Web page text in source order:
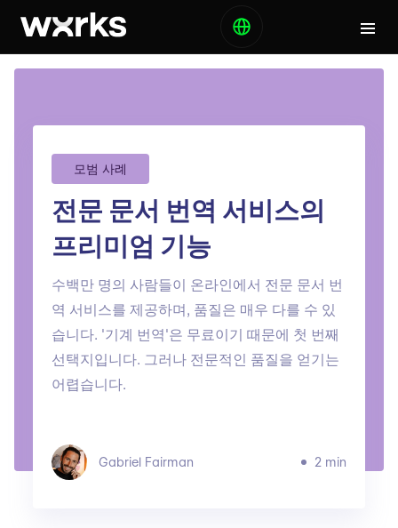
모범 사례
전문 문서 번역 서비스의
프리미엄 기능
수백만 명의 사람들이 온라인에서 전문 문서 번
역 서비스를 제공하며, 품질은 매우 다를 수 있
습니다. '기계 번역'은 무료이기 때문에 첫 번째
선택지입니다. 그러나 전문적인 품질을 얻기는
어렵습니다.
Gabriel Fairman 2 min